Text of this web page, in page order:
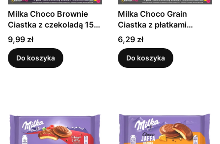
Milka Choco Brownie
Ciastka z czekoladą 150
g
Cena
9,99 zł
Do koszyka
Milka Choco Grain
Ciastka z płatkami
owsianymi oblane
czekoladą mleczną 126 g
Cena
6,29 zł
Do koszyka